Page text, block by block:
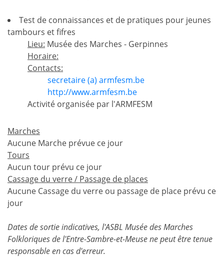
Test de connaissances et de pratiques pour jeunes
tambours et fifres
Lieu: Musée des Marches - Gerpinnes
Horaire:
Contacts:
secretaire (a) armfesm.be
http://www.armfesm.be
Activité organisée par l'ARMFESM
Marches
Aucune Marche prévue ce jour
Tours
Aucun tour prévu ce jour
Cassage du verre / Passage de places
Aucune Cassage du verre ou passage de place prévu ce
jour
Dates de sortie indicatives, l'ASBL Musée des Marches
Folkloriques de l'Entre-Sambre-et-Meuse ne peut être tenue
responsable en cas d'erreur.